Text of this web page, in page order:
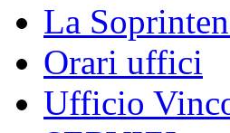
La
Orari uffici
Ufficio